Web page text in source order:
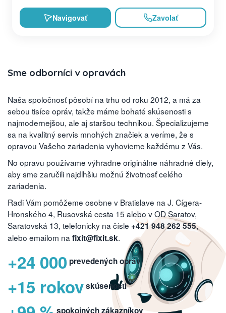
Navigovať Zavolať
Sme odborníci v opravách
Naša spoločnosť pôsobí na trhu od roku 2012, a má za
sebou tisíce opráv, takže máme bohaté skúsenosti s
najmodernejšou, ale aj staršou technikou. Špecializujeme
sa na kvalitný servis mnohých značiek a veríme, že s
opravou Vašeho zariadenia vyhovieme každému z Vás.
No opravu používame výhradne originálne náhradné diely,
aby sme zaručili najdlhšiu možnú životnosť celého
zariadenia.
Radi Vám pomôžeme osobne v Bratislave na J. Cígera-
Hronského 4, Rusovská cesta 15 alebo v OD Saratov,
Saratovská 13, telefonicky na čísle +421 948 262 555,
alebo emailom na fixit@fixit.sk.
+24 000 prevedených opráv
+15 rokovskúseností
spokojných zákazníkov